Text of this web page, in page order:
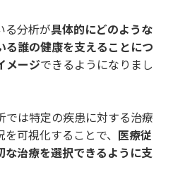
る分析が具体的にどのような
る誰の健康を支えることにつ
メージできるようになりまし
では特定の疾患に対する治療
可視化することで、 医療従
な治療を選択できるように支